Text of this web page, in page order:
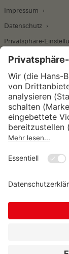
Impressum
Datenschutz
Privatsphäre-